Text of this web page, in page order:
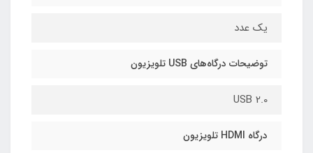
یک عدد
توضیحات درگاه‌های USB تلویزیون
USB 2.0
درگاه HDMI تلویزیون